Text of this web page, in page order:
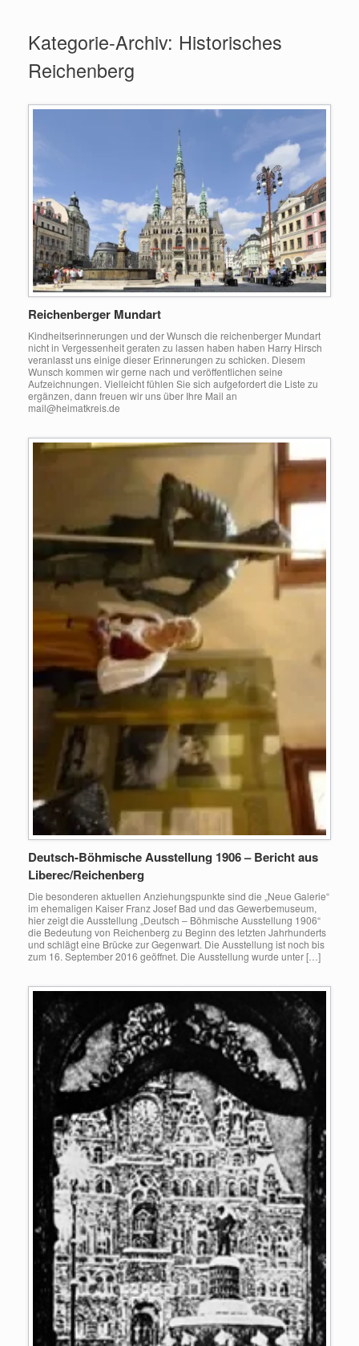
springenKategorie-Archiv: Historisches
Reichenberg
Reichenberger Mundart
Kindheitserinnerungen und der Wunsch die reichenberger Mundart
nicht in Vergessenheit geraten zu lassen haben haben Harry Hirsch
veranlasst uns einige dieser Erinnerungen zu schicken. Diesem
Wunsch kommen wir gerne nach und veröffentlichen seine
Aufzeichnungen. Vielleicht fühlen Sie sich aufgefordert die Liste zu
ergänzen, dann freuen wir uns über Ihre Mail an
mail@heimatkreis.de
Deutsch-Böhmische Ausstellung 1906 – Bericht aus
Liberec/Reichenberg
Die besonderen aktuellen Anziehungspunkte sind die „Neue Galerie“
im ehemaligen Kaiser Franz Josef Bad und das Gewerbemuseum,
hier zeigt die Ausstellung „Deutsch – Böhmische Ausstellung 1906“
die Bedeutung von Reichenberg zu Beginn des letzten Jahrhunderts
und schlägt eine Brücke zur Gegenwart. Die Ausstellung ist noch bis
zum 16. September 2016 geöffnet. Die Ausstellung wurde unter […]